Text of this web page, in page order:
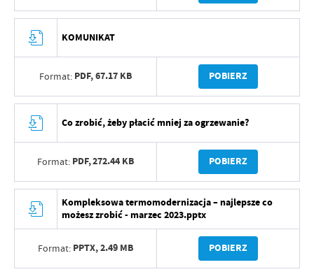
KOMUNIKAT
Format: PDF,67.17 KB POBIERZ
Co zrobić, żeby płacić mniej za ogrzewanie?
Format: PDF,272.44 KB POBIERZ
Kompleksowa termomodernizacja – najlepsze co
możesz zrobić - marzec 2023.pptx
Format: PPTX,2.49 MB POBIERZ